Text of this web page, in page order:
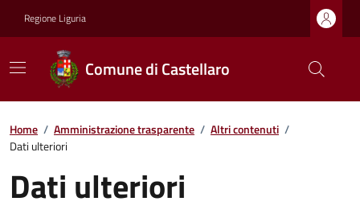
Regione Liguria
Comune di Castellaro
Home / Amministrazione trasparente / Altri contenuti /
Dati ulteriori
Dati ulteriori